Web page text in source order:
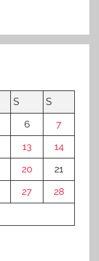
S
S
6
7
13
14
20
21
27
28